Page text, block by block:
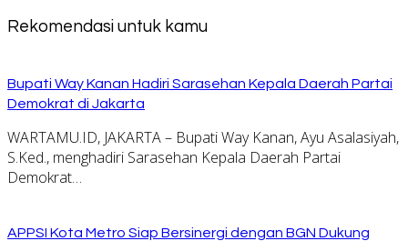
Rekomendasi untuk kamu
Bupati Way Kanan Hadiri Sarasehan Kepala Daerah Partai
Demokrat di Jakarta
WARTAMU.ID, JAKARTA – Bupati Way Kanan, Ayu Asalasiyah,
S.Ked., menghadiri Sarasehan Kepala Daerah Partai
Demokrat…
APPSI Kota Metro Siap Bersinergi dengan BGN Dukung